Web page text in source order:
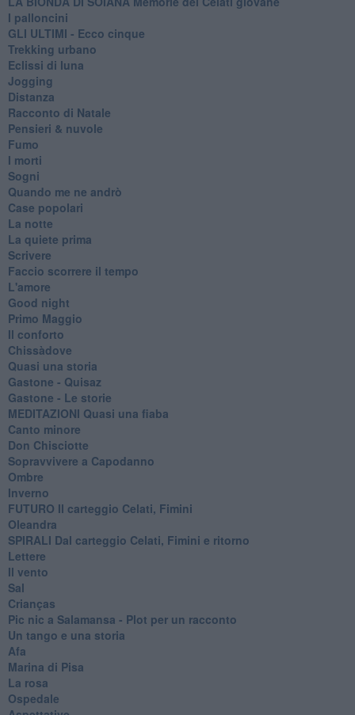
I palloncini
GLI ULTIMI - Ecco cinque
Trekking urbano
Eclissi di luna
Jogging
Distanza
Racconto di Natale
Pensieri & nuvole
Fumo
I morti
Sogni
Quando me ne andrò
Case popolari
La notte
La quiete prima
Scrivere
Faccio scorrere il tempo
L'amore
Good night
Primo Maggio
Il conforto
Chissàdove
Quasi una storia
Gastone - Quisaz
Gastone - Le storie
MEDITAZIONI Quasi una fiaba
Canto minore
Don Chisciotte
Sopravvivere a Capodanno
Ombre
Inverno
FUTURO Il carteggio Celati, Fimini
Oleandra
SPIRALI Dal carteggio Celati, Fimini e ritorno
Lettere
Il vento
Sal
Crianças
Pic nic a Salamansa - Plot per un racconto
Un tango e una storia
Afa
Marina di Pisa
La rosa
Ospedale